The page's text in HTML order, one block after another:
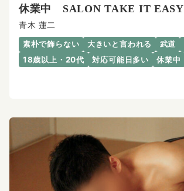
休業中 SALON TAKE IT EASY
青木 蓮二
素朴で飾らない 大きいと言われる 武道
18歳以上・20代
対応可能日多い 休業中